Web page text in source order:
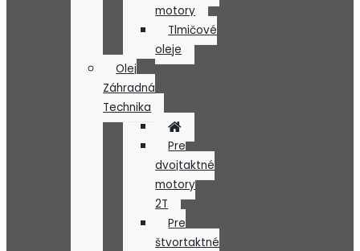
motory
Tlmičové
oleje
Olej
Záhradná
Technika
Pre
dvojtaktné
motory
2T
Pre
štvortaktné